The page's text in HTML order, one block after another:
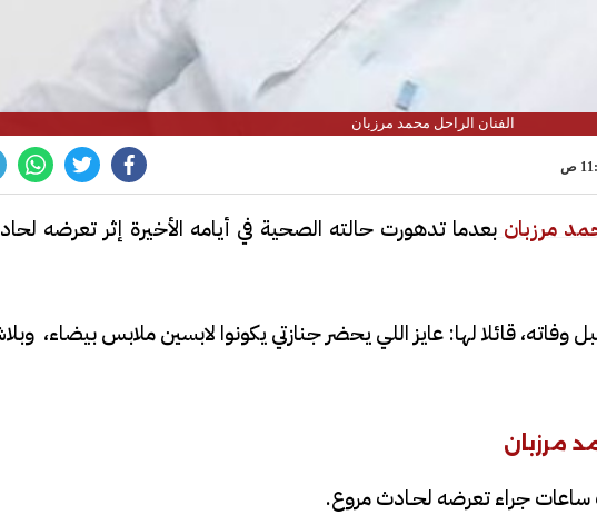
الفنان الراحل محمد مرزبان
مرزبان بعدما تدهورت حالته الصحية في أيامه الأخيرة إثر تعرضه
قائلا لها: عايز اللي يحضر جنازتي يكونوا لابسين ملابس بيضاء،
مرزبان
جراء تعرضه لحـادث مروع.